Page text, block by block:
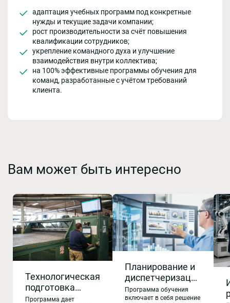
адаптация учебных программ под конкретные
нужды и текущие задачи компании;
рост производительности за счёт повышения
квалификации сотрудников;
укрепление командного духа и улучшение
взаимодействия внутри коллектива;
на 100% эффективные программы обучения для
команд, разработанные с учётом требований
клиента.
Вам может быть интересно
Технологическая
подготовка
производства
Программа дает
Планирование и
диспетчеризация
дискретного
производства.
Программа обучения
включает в себя решение